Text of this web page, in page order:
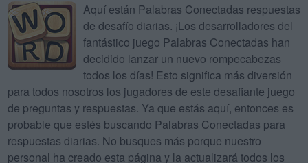
Aquí están Palabras Conectadas respuestas
de desafío diarias. ¡Los desarrolladores del
fantástico juego Palabras Conectadas han
decidido lanzar un nuevo rompecabezas
todos los días! Esto significa más diversión
para todos nosotros los jugadores de este desafiante juego
de preguntas y respuestas. Ya que estás aquí, entonces es
probable que estés buscando Palabras Conectadas para
respuestas diarias. No busques más porque nuestro
personal ha creado esta página y la actualizará todos los